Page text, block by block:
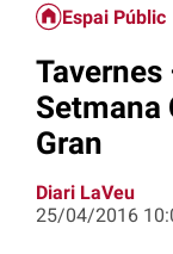
Espai Públic
Tavernes
Setmana
Gran
Diari LaVeu
25/04/2016